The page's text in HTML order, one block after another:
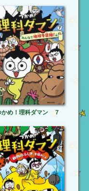
かめ！理科ダマン ７